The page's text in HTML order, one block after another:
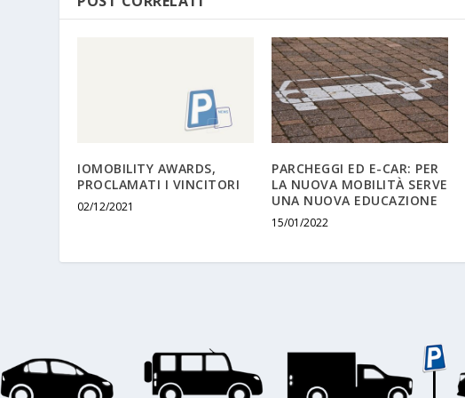
IOMOBILITY AWARDS,
PROCLAMATI I VINCITORI
02/12/2021
PARCHEGGI ED E-CAR: PER
LA NUOVA MOBILITÀ SERVE
UNA NUOVA EDUCAZIONE
15/01/2022